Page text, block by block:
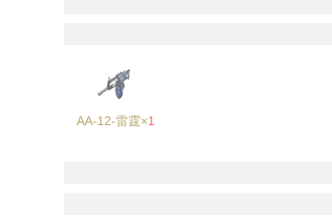
AA-12-雷霆×1